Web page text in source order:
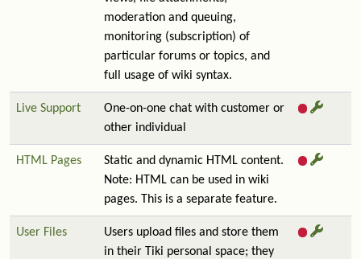
moderation and queuing,
monitoring (subscription) of
particular forums or topics, and
full usage of wiki syntax.
Live Support
One-on-one chat with customer or
other individual
HTML Pages
Static and dynamic HTML content.
Note: HTML can be used in wiki
pages. This is a separate feature.
User Files
Users upload files and store them
in their Tiki personal space; they